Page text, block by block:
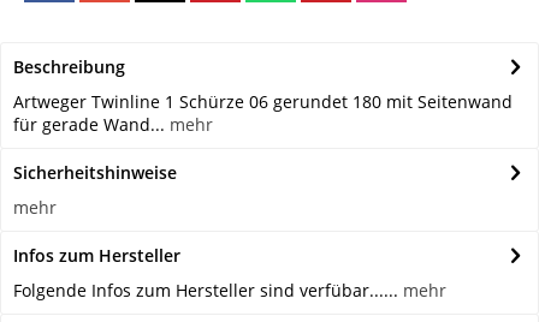
Beschreibung
Artweger Twinline 1 Schürze 06 gerundet 180 mit Seitenwand
für gerade Wand... mehr
Sicherheitshinweise
mehr
Infos zum Hersteller
Folgende Infos zum Hersteller sind verfübar...... mehr